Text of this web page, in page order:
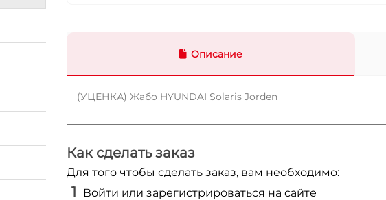
Описание
(УЦЕНКА) Жабо HYUNDAI Solaris Jorden
Как сделать заказ
Для того чтобы сделать заказ, вам необходимо:
Войти или зарегистрироваться на сайте